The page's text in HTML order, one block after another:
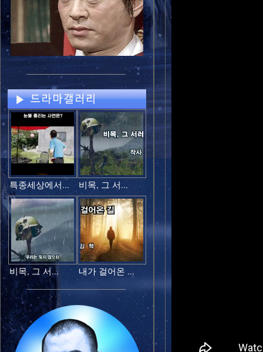
특종세상에서... 비목, 그 서...
비목, 그 서... 내가 걸어온 ...